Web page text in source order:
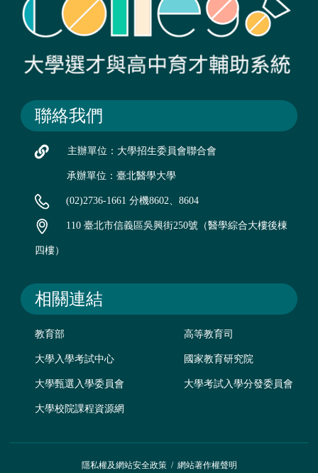
聯絡我們
主辦單位：大學招生委員會聯合會
承辦單位：臺北醫學大學
(02)2736-1661 分機8602、8604
110 臺北市信義區吳興街250號（醫學綜合大樓後棟
四樓）
相關連結
教育部 高等教育司
大學入學考試中心 國家教育研究院
大學甄選入學委員會 大學考試入學分發委員會
大學校院課程資源網
隱私權及網站安全政策/ 網站著作權聲明